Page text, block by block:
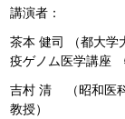
講演者：
茶本 健司 （都大学
疫ゲノム医学講座
吉村 清 （昭和医
教授）